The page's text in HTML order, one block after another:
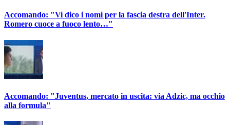
Accomando: "Vi dico i nomi per la fascia destra dell'Inter.
Romero cuoce a fuoco lento…"
Accomando: "Juventus, mercato in uscita: via Adzic, ma occhio
alla formula"